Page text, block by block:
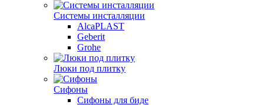
Системы инсталляции
AlcaPLAST
Geberit
Grohe
Люки под плитку
Сифоны
Сифoны для биде